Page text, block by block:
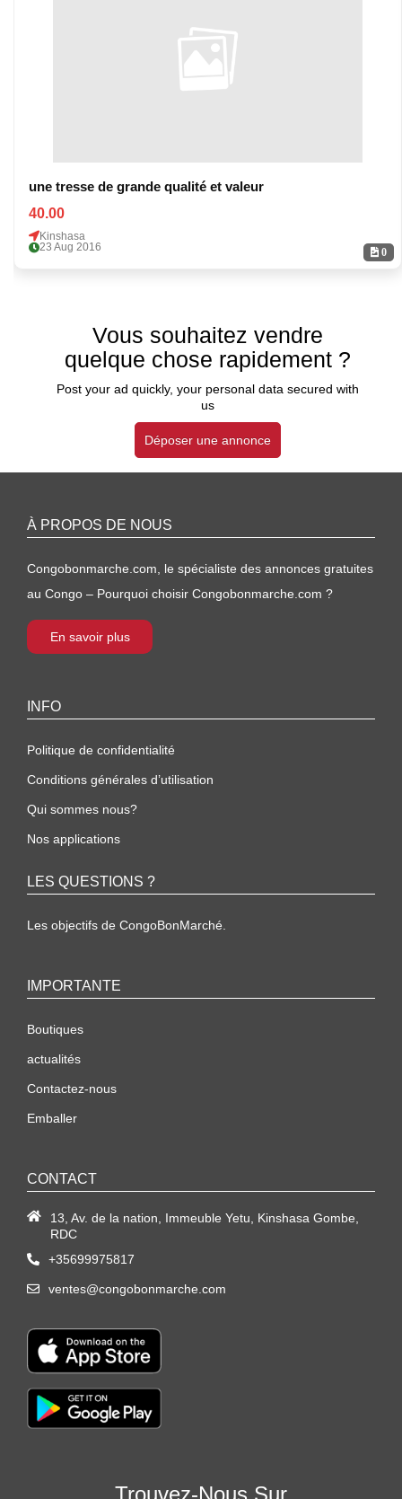
0
une tresse de grande qualité et valeur
40.00
Kinshasa
23 Aug 2016
Vous souhaitez vendre
quelque chose rapidement ?
Post your ad quickly, your personal data secured with
us
Déposer une annonce
À PROPOS DE NOUS
Congobonmarche.com, le spécialiste des annonces gratuites
au Congo – Pourquoi choisir Congobonmarche.com ?
En savoir plus
INFO
Politique de confidentialité
Conditions générales d’utilisation
Qui sommes nous?
Nos applications
LES QUESTIONS ?
Les objectifs de CongoBonMarché.
IMPORTANTE
Boutiques
actualités
Contactez-nous
Emballer
CONTACT
13, Av. de la nation, Immeuble Yetu, Kinshasa Gombe,
RDC
+35699975817
ventes@congobonmarche.com
Trouvez-Nous Sur